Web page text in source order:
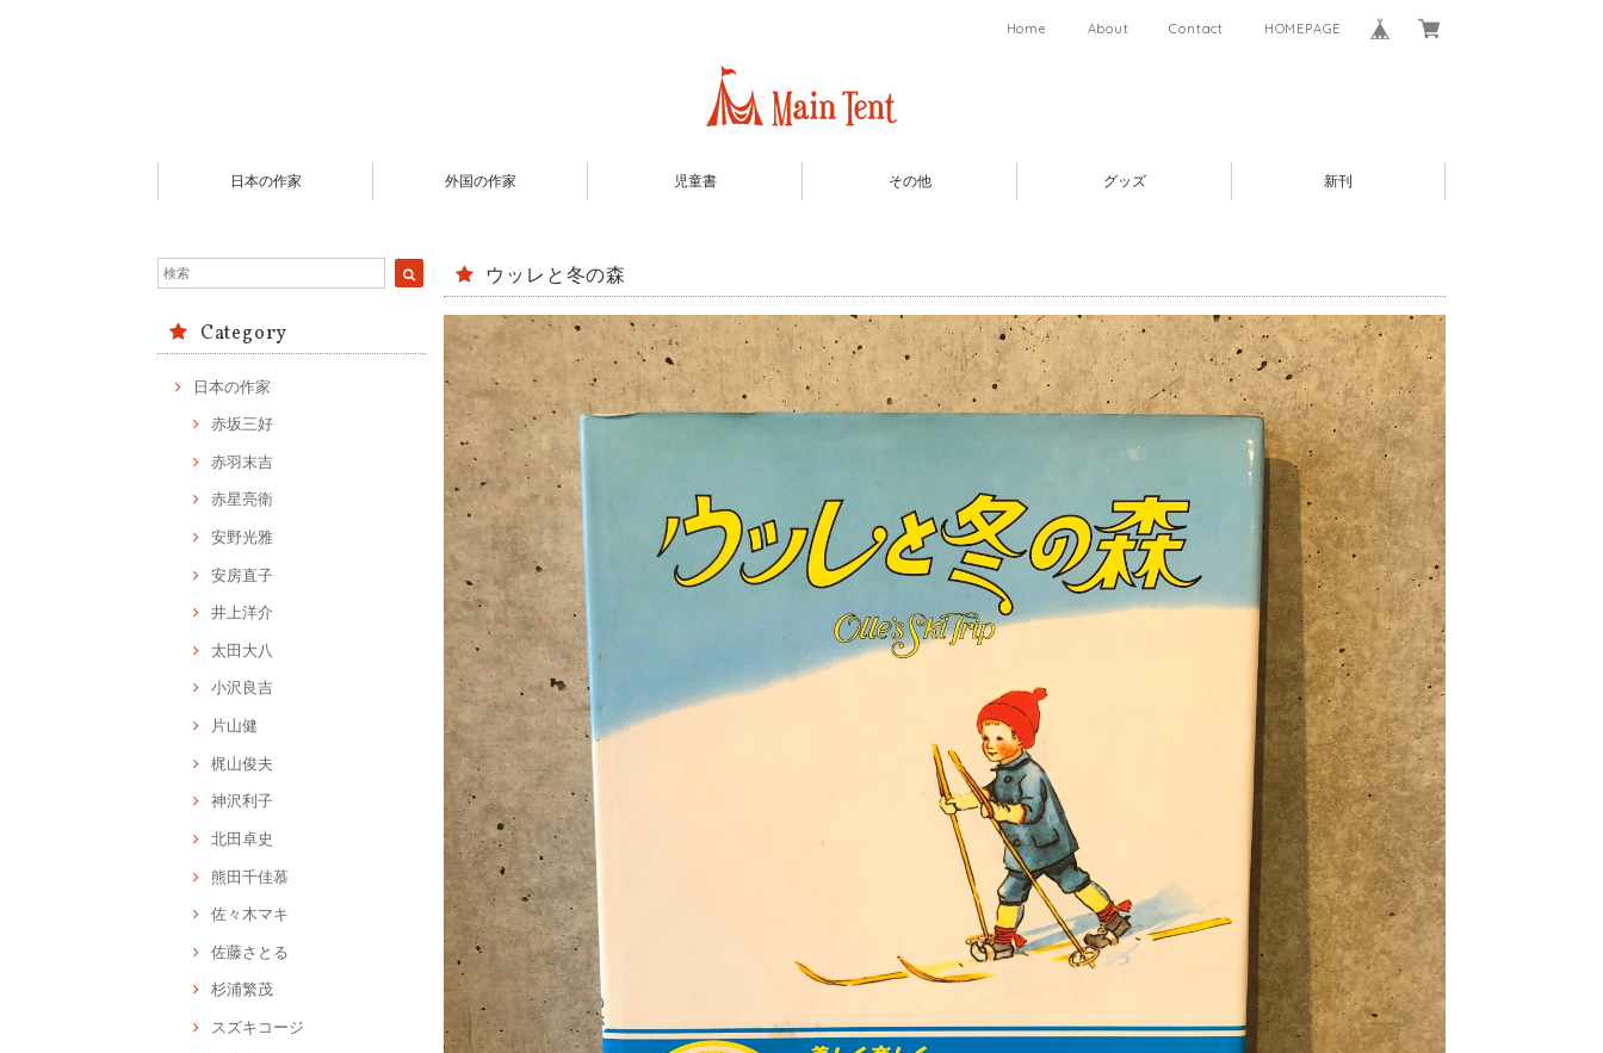
Home About Contact HOMEPAGE
日本の作家 外国の作家 児童書 その他 グッズ 新刊
Category
日本の作家
赤坂三好
赤羽末吉
赤星亮衛
安野光雅
安房直子
井上洋介
太田大八
小沢良吉
片山健
梶山俊夫
神沢利子
北田卓史
熊田千佳慕
佐々木マキ
佐藤さとる
杉浦繁茂
スズキコージ
ウッレと冬の森